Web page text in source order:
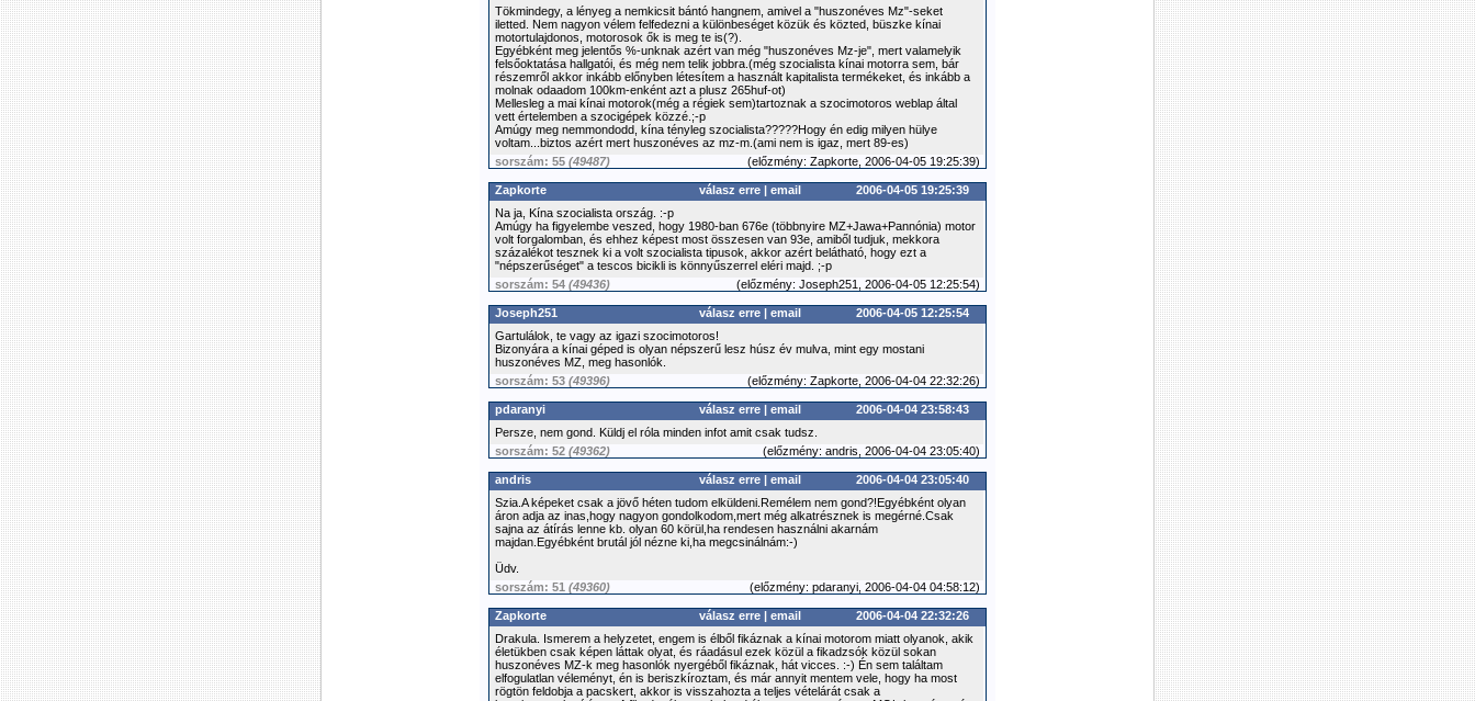
Tökmindegy, a lényeg a nemkicsit bántó hangnem, amivel a "huszonéves Mz"-seket
iletted. Nem nagyon vélem felfedezni a különbeséget közük és közted, büszke kínai
motortulajdonos, motorosok ők is meg te is(?).
Egyébként meg jelentős %-unknak azért van még "huszonéves Mz-je", mert valamelyik
felsőoktatása hallgatói, és még nem telik jobbra.(még szocialista kínai motorra sem, bár
részemről akkor inkább előnyben létesítem a használt kapitalista termékeket, és inkább a
molnak odaadom 100km-enként azt a plusz 265huf-ot)
Mellesleg a mai kínai motorok(még a régiek sem)tartoznak a szocimotoros weblap által
vett értelemben a szocigépek közzé.;-p
Amúgy meg nemmondodd, kína tényleg szocialista?????Hogy én edig milyen hülye
voltam...biztos azért mert huszonéves az mz-m.(ami nem is igaz, mert 89-es)
sorszám: 55 (49487) (előzmény: Zapkorte, 2006-04-05 19:25:39)
Zapkorte válasz erre | email
2006-04-05 19:25:39
Na ja, Kína szocialista ország. :-p
Amúgy ha figyelembe veszed, hogy 1980-ban 676e (többnyire MZ+Jawa+Pannónia) motor
volt forgalomban, és ehhez képest most összesen van 93e, amiből tudjuk, mekkora
százalékot tesznek ki a volt szocialista tipusok, akkor azért belátható, hogy ezt a
"népszerűséget" a tescos bicikli is könnyűszerrel eléri majd. ;-p
sorszám: 54 (49436) (előzmény: Joseph251, 2006-04-05 12:25:54)
Joseph251 válasz erre | email
2006-04-05 12:25:54
Gartulálok, te vagy az igazi szocimotoros!
Bizonyára a kínai géped is olyan népszerű lesz húsz év mulva, mint egy mostani
huszonéves MZ, meg hasonlók.
sorszám: 53 (49396) (előzmény: Zapkorte, 2006-04-04 22:32:26)
pdaranyi válasz erre | email
2006-04-04 23:58:43
Persze, nem gond. Küldj el róla minden infot amit csak tudsz.
sorszám: 52 (49362) (előzmény: andris, 2006-04-04 23:05:40)
andris válasz erre | email
2006-04-04 23:05:40
Szia.A képeket csak a jövő héten tudom elküldeni.Remélem nem gond?!Egyébként olyan
áron adja az inas,hogy nagyon gondolkodom,mert még alkatrésznek is megérné.Csak
sajna az átírás lenne kb. olyan 60 körül,ha rendesen használni akarnám
majdan.Egyébként brutál jól nézne ki,ha megcsinálnám:-)
Üdv.
sorszám: 51 (49360) (előzmény: pdaranyi, 2006-04-04 04:58:12)
Zapkorte válasz erre | email
2006-04-04 22:32:26
Drakula. Ismerem a helyzetet, engem is élből fikáznak a kínai motorom miatt olyanok, akik
életükben csak képen láttak olyat, és ráadásul ezek közül a fikadzsók közül sokan
huszonéves MZ-k meg hasonlók nyergéből fikáznak, hát vicces. :-) Én sem találtam
elfogulatlan véleményt, én is beriszkíroztam, és már annyit mentem vele, hogy ha most
rögtön feldobja a pacskert, akkor is visszahozta a teljes vételárát csak a